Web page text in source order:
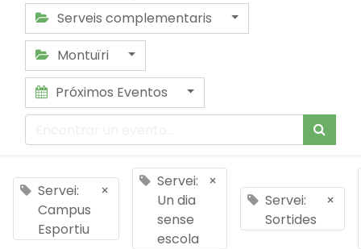
Serveis complementaris
Montuïri
Próximos Eventos
Servei:
Campus
Esportiu
×
Servei:
Un dia
sense
escola
×
Servei:
Sortides
×